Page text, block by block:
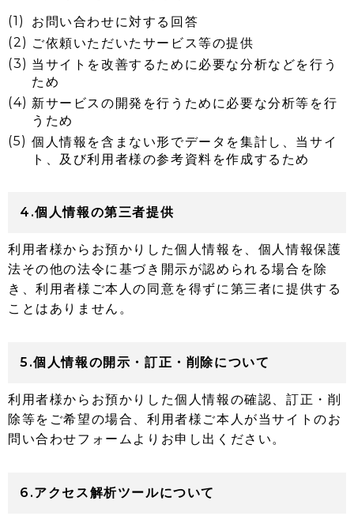
お問い合わせに対する回答
ご依頼いただいたサービス等の提供
当サイトを改善するために必要な分析などを行う
ため
新サービスの開発を行うために必要な分析等を行
うため
個人情報を含まない形でデータを集計し、当サイ
ト、及び利用者様の参考資料を作成するため
4.個人情報の第三者提供
利用者様からお預かりした個人情報を、個人情報保護
法その他の法令に基づき開示が認められる場合を除
き、利用者様ご本人の同意を得ずに第三者に提供する
ことはありません。
5.個人情報の開示・訂正・削除について
利用者様からお預かりした個人情報の確認、訂正・削
除等をご希望の場合、利用者様ご本人が当サイトのお
問い合わせフォームよりお申し出ください。
6.アクセス解析ツールについて